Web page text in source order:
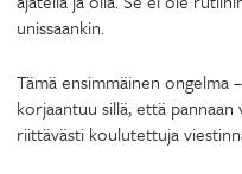
unissaankin.
Tämä ensimmäinen ongelma
korjaantuu sillä, että pannaan
riittävästi koulutettuja